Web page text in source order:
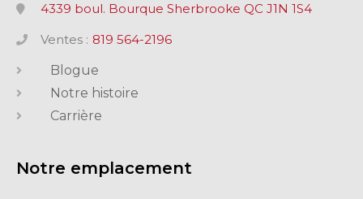
4339 boul. Bourque Sherbrooke QC J1N 1S4
Ventes : 819 564-2196
Blogue
Notre histoire
Carrière
Notre emplacement